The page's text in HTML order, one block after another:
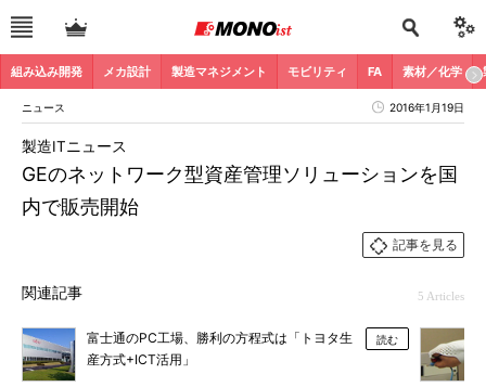
組み込み開発 メカ設計 製造マネジメント モビリティ FA 素材／化学
ニュース 2016年1月19日
GEのネットワーク型資産管理ソリューションを国
内で販売開始
製造ITニュース
記事を見る
関連記事 5 Articles
富士通のPC工場、勝利の方程式は「トヨタ生
産方式+ICT活用」
読む